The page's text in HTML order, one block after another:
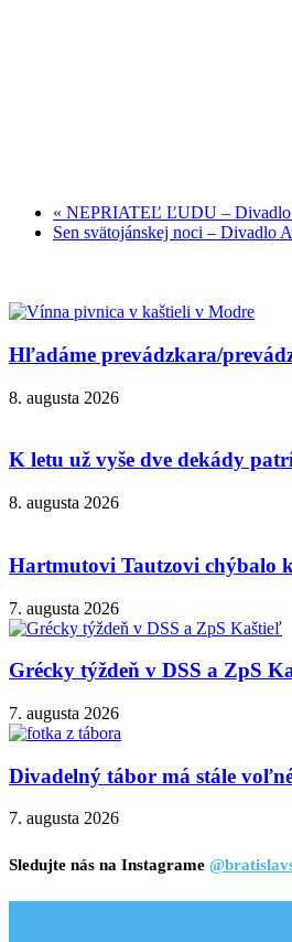
« NEPRIATEĽ ĽUDU – Divadlo
Sen svätojánskej noci – Divadlo
Hľadáme prevádzkara/
8. augusta 2026
K letu už vyše dve dekády
8. augusta 2026
Hartmutovi Tautzovi chýbalo
7. augusta 2026
Grécky týždeň v DSS a ZpS
7. augusta 2026
Divadelný tábor má stále
7. augusta 2026
Sledujte nás na Instagrame